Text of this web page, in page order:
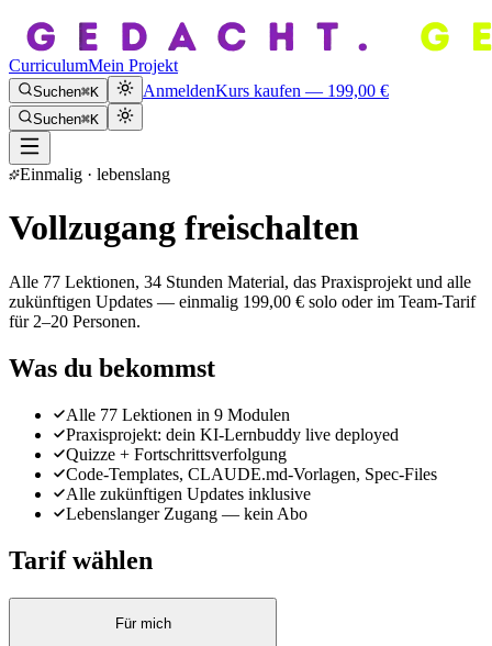
CurriculumMein Projekt
Suchen⌘K AnmeldenKurs kaufen — 199,00 €
Suchen⌘K
Einmalig · lebenslang
Vollzugang freischalten
Alle 77 Lektionen, 34 Stunden Material, das Praxisprojekt und alle
zukünftigen Updates — einmalig 199,00 € solo oder im Team-Tarif
für 2–20 Personen.
Was du bekommst
Alle 77 Lektionen in 9 Modulen
Praxisprojekt: dein KI-Lernbuddy live deployed
Quizze + Fortschrittsverfolgung
Code-Templates, CLAUDE.md-Vorlagen, Spec-Files
Alle zukünftigen Updates inklusive
Lebenslanger Zugang — kein Abo
Tarif wählen
Für mich